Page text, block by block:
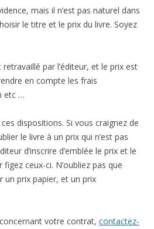
mais il n’est pas naturel dans
le titre et le prix du livre. Soyez
par l’éditeur, et le prix est
en compte les frais
etc …
dispositions. Si vous craignez de
le livre à un prix qui n’est pas
d’inscrire d’emblée le prix et le
ceux-ci. N’oubliez pas que
prix papier, et un prix
votre contrat, contactez-